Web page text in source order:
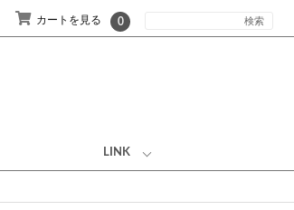
カートを見る 0
LINK